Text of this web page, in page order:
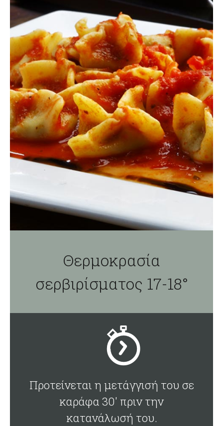
Θερμοκρασία
σερβιρίσματος 17-18°
Προτείνεται η μετάγγισή του σε
καράφα 30' πριν την
κατανάλωσή του.